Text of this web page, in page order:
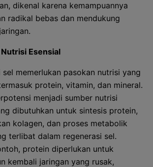
dikenal karena kemampuannya
radikal bebas dan mendukung
Esensial
sel memerlukan pasokan nutrisi yang
protein, vitamin, dan mineral.
menjadi sumber nutrisi
dibutuhkan untuk sintesis protein,
kolagen, dan proses metabolik
terlibat dalam regenerasi sel.
protein diperlukan untuk
kembali jaringan yang rusak,